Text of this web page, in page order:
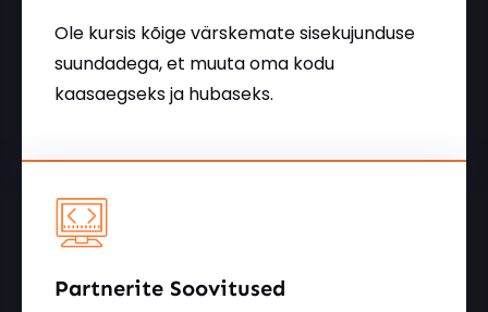
Ole kursis kõige värskemate sisekujunduse
suundadega, et muuta oma kodu
kaasaegseks ja hubaseks.
Partnerite Soovitused